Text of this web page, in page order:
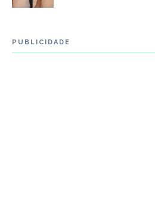
PUBLICIDADE